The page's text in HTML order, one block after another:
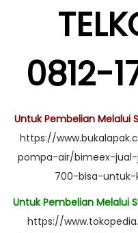
0812-
Untuk Pembelian Melalui
https://
pompa-air/bimeex-
700-bisa-
Untuk Pembelian Melalui
https://